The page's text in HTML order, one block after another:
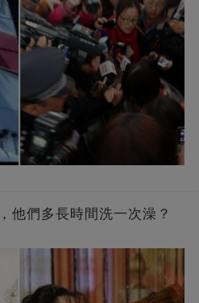
他們多長時間洗一次澡？